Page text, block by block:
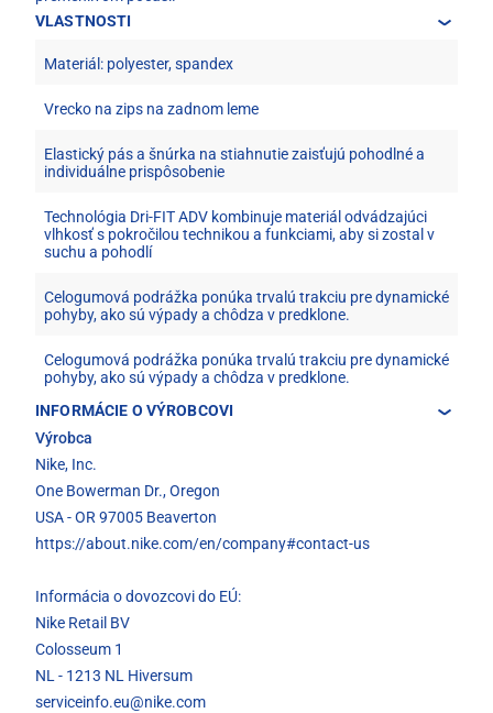
VLASTNOSTI
Materiál: polyester, spandex
Vrecko na zips na zadnom leme
Elastický pás a šnúrka na stiahnutie zaisťujú pohodlné a
individuálne prispôsobenie
Technológia Dri-FIT ADV kombinuje materiál odvádzajúci
vlhkosť s pokročilou technikou a funkciami, aby si zostal v
suchu a pohodlí
Celogumová podrážka ponúka trvalú trakciu pre dynamické
pohyby, ako sú výpady a chôdza v predklone.
Celogumová podrážka ponúka trvalú trakciu pre dynamické
pohyby, ako sú výpady a chôdza v predklone.
INFORMÁCIE O VÝROBCOVI
Výrobca
Nike, Inc.
One Bowerman Dr., Oregon
USA - OR 97005 Beaverton
https://about.nike.com/en/company#contact-us
Informácia o dovozcovi do EÚ:
Nike Retail BV
Colosseum 1
NL - 1213 NL Hiversum
serviceinfo.eu@nike.com